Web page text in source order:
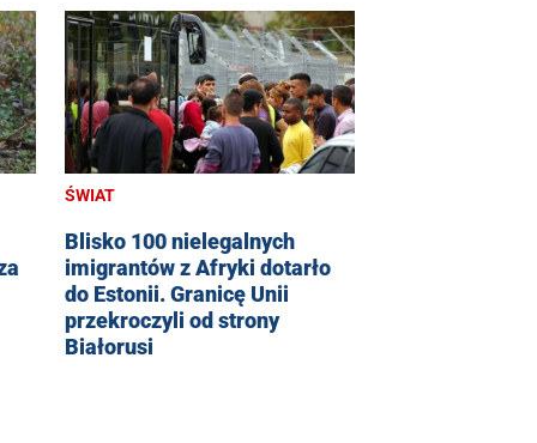
ŚWIAT
Blisko 100 nielegalnych
imigrantów z Afryki dotarło
do Estonii. Granicę Unii
przekroczyli od strony
Białorusi